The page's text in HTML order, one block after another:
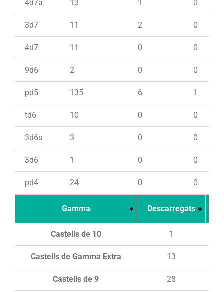
4d7a 13 1 0
3d7 11 2 0
4d7 11 0 0
9d6 2 0 0
pd5 135 6 1
td6 10 0 0
3d6s 3 0 0
3d6 1 0 0
pd4 24 0 0
Gamma Descarregats
Castells de 10 1
Castells de Gamma Extra 13
Castells de 9 28